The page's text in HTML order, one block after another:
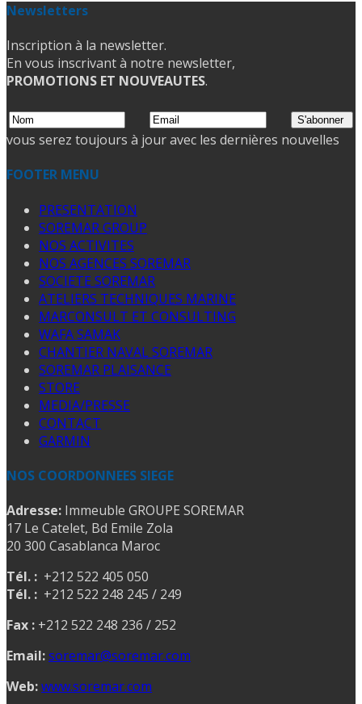
Newsletters
Inscription à la newsletter.
En vous inscrivant à notre newsletter,
PROMOTIONS ET NOUVEAUTES.
vous serez toujours à jour avec les dernières nouvelles
FOOTER MENU
PRESENTATION
SOREMAR GROUP
NOS ACTIVITES
NOS AGENCES SOREMAR
SOCIETE SOREMAR
ATELIERS TECHNIQUES MARINE
MARCONSULT ET CONSULTING
WAFA SAMAK
CHANTIER NAVAL SOREMAR
SOREMAR PLAISANCE
STORE
MEDIA/PRESSE
CONTACT
GARMIN
NOS COORDONNEES SIEGE
Adresse: Immeuble GROUPE SOREMAR
17 Le Catelet, Bd Emile Zola
20 300 Casablanca Maroc
Tél. : +212 522 405 050
Tél. : +212 522 248 245 / 249
Fax : +212 522 248 236 / 252
Email:soremar@soremar.com
Web:www.soremar.com